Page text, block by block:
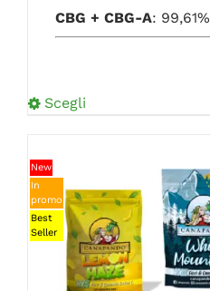
CBG + CBG-A: 99,61%
Scegli
New
In
promo
Best
Seller